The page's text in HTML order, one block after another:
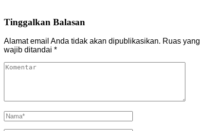
Tinggalkan Balasan
Alamat email Anda tidak akan dipublikasikan. Ruas yang
wajib ditandai *